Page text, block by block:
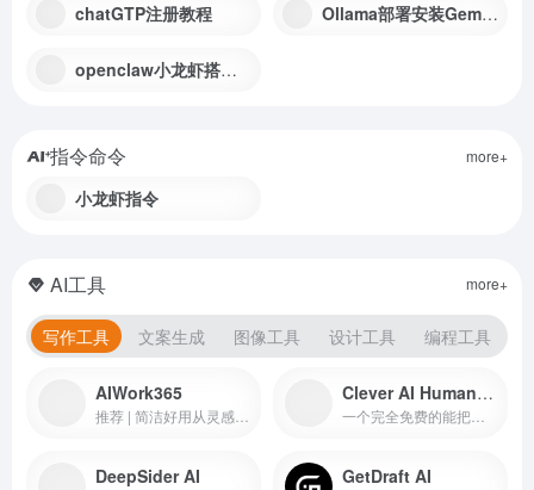
chatGTP注册教程 Ollama部署安装Gemma4教程
openclaw小龙虾搭建教程
指令命令 more+
小龙虾指令
AI工具
写作工具 文案生成 图像工具 设计工具 编程工具
more+
AIWork365 Clever AI Humanizer
DeepSider AI GetDraft AI